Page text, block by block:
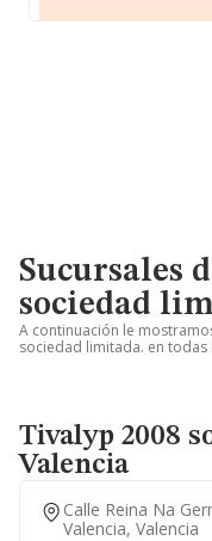
Sucursales
sociedad
A continuación le
sociedad limitada. en todas
Tivalyp 2008
Valencia
Calle Reina Na
Valencia, Valencia